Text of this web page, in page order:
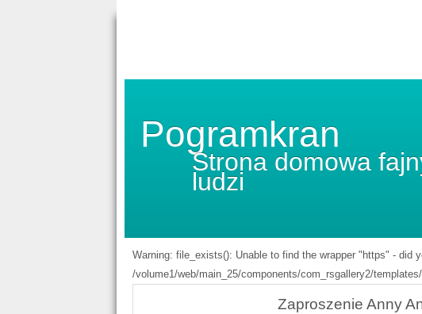
Pogramkran
Strona domowa
ludzi
Warning: file_exists(): Unable to find the wrapper "https" - did
/volume1/web/main_25/components/com_rsgallery2/
Zaproszenie Anny